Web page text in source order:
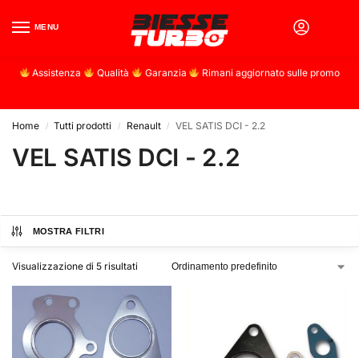
MENU
Assistenza Qualità Garanzia Rimani aggiornato sulle promo
Home / Tutti prodotti / Renault / VEL SATIS DCI - 2.2
VEL SATIS DCI - 2.2
MOSTRA FILTRI
Visualizzazione di 5 risultati